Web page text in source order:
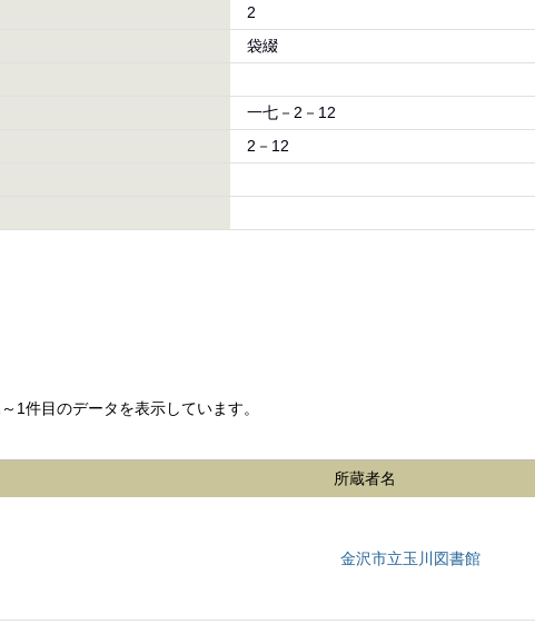
2
袋綴
一七－2－12
2－12
1件目のデータを表示しています。
所蔵者名
金沢市立玉川図書館